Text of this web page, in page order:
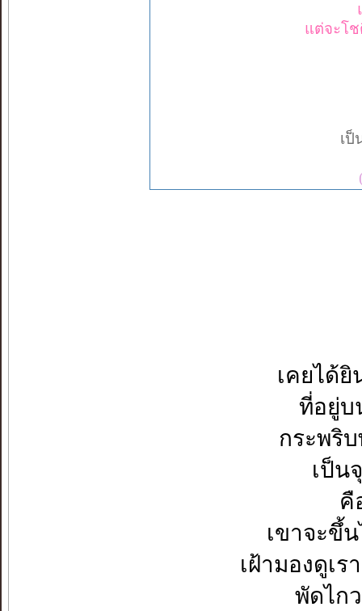
แต่จะโช
เป็
เคยได้
ที่อยู่บ
กระพริ
เป็น
คื
เขาจะขึ้
เฝ้ามองดูเร
พัดไก